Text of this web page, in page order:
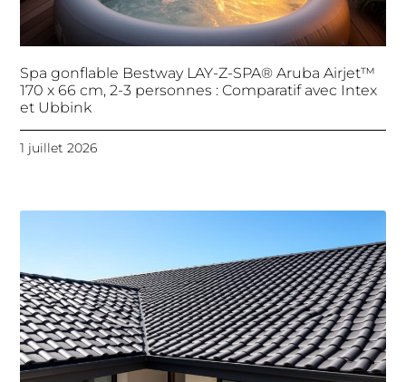
Spa gonflable Bestway LAY-Z-SPA® Aruba Airjet™
170 x 66 cm, 2-3 personnes : Comparatif avec Intex
et Ubbink
1 juillet 2026